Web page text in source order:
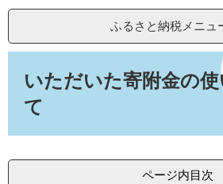
ふるさと納税メニュ
いただいた寄附金の
て
ページ内目次